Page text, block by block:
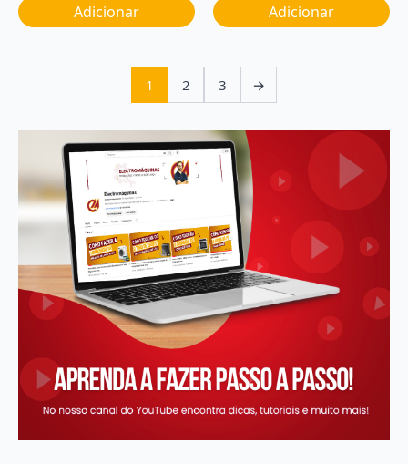
Adicionar Adicionar
1 2 3 →